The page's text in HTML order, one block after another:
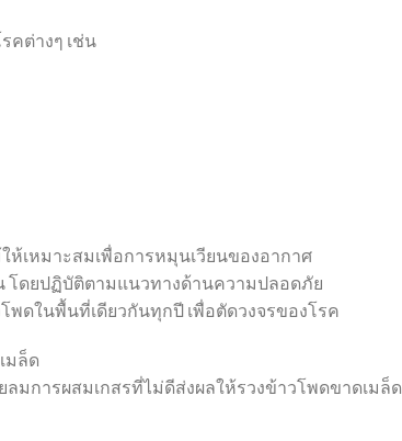
คต่างๆ เช่น
ห้เหมาะสมเพื่อการหมุนเวียนของอากาศ
โดยปฏิบัติตามแนวทางด้านความปลอดภัย
พดในพื้นที่เดียวกันทุกปี เพื่อตัดวงจรของโรค
มล็ด
ลมการผสมเกสรที่ไม่ดีส่งผลให้รวงข้าวโพดขาดเมล็ด